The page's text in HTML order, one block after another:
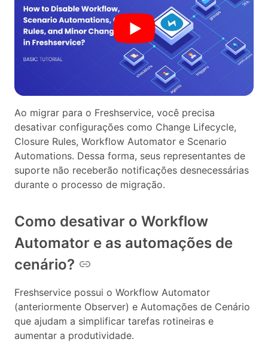
Ao migrar para o Freshservice, você precisa
desativar configurações como Change Lifecycle,
Closure Rules, Workflow Automator e Scenario
Automations. Dessa forma, seus representantes de
suporte não receberão notificações desnecessárias
durante o processo de migração.
Como desativar o Workflow
Automator e as automações de
cenário?
Freshservice possui o Workflow Automator
(anteriormente Observer) e Automações de Cenário
que ajudam a simplificar tarefas rotineiras e
aumentar a produtividade.